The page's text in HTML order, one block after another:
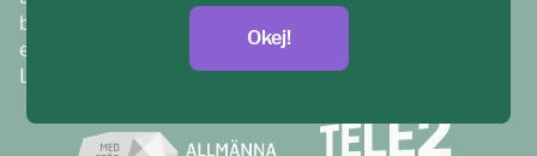
barnrättsorganisation som arbetar mot sexuell
exploatering av barn.
Läs mer på
ecpat.se
Okej!